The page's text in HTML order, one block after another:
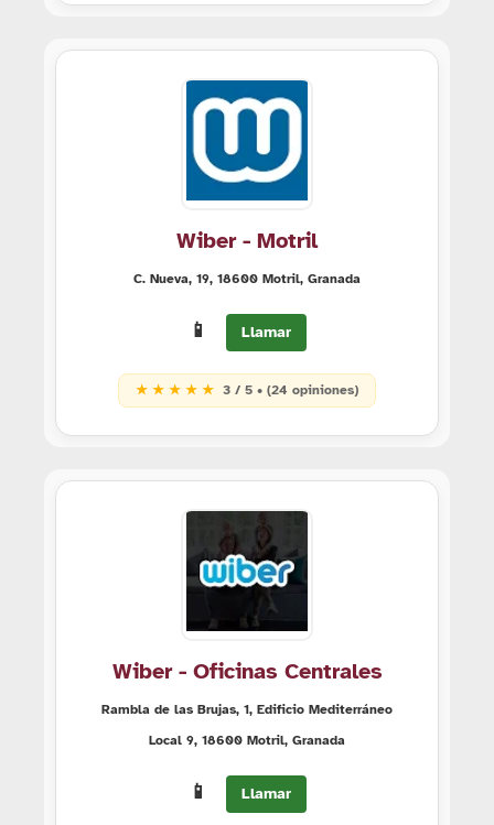
Wiber - Motril
C. Nueva, 19, 18600 Motril, Granada
📱 Llamar
★ ★ ★ ★ ★ 3 / 5 • (24 opiniones)
Wiber - Oficinas Centrales
Rambla de las Brujas, 1, Edificio Mediterráneo
Local 9, 18600 Motril, Granada
📱 Llamar